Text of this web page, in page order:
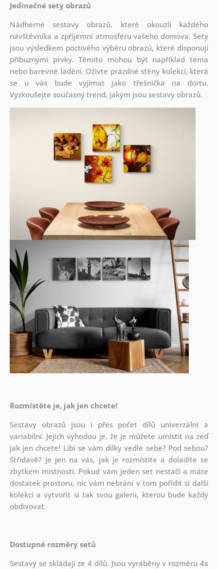
Jedinečné sety obrazů
Nádherné sestavy obrazů, které okouzlí každého
návštěvníka a zpříjemní atmosféru vašeho domova. Sety
jsou výsledkem poctivého výběru obrazů, které disponují
příbuznými prvky. Těmito mohou být například téma
nebo barevné ladění. Oživte prázdné stěny kolekcí, která
se u vás bude vyjímat jako třešnička na dortu.
Vyzkoušejte současný trend, jakým jsou sestavy obrazů.
Rozmístěte je, jak jen chcete!
Sestavy obrazů jsou i přes počet dílů univerzální a
variabilní. Jejich výhodou je, že je můžete umístit na zeď
jak jen chcete! Líbí se vám dílky vedle sebe? Pod sebou?
Střídavě? Je jen na vás, jak je rozmístíte a doladíte se
zbytkem místnosti. Pokud vám jeden set nestačí a máte
dostatek prostoru, nic vám nebrání v tom pořídit si další
kolekci a vytvořit si tak svou galerii, kterou bude každý
obdivovat.
Dostupné rozměry setů
Sestavy se skládají ze 4 dílů. Jsou vyráběny v rozměru 4x